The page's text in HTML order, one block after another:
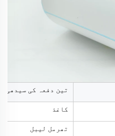
تین دفعہ کی سیدھی
کاغذ
تھرمل لیبل